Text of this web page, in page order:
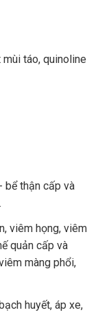
táo, quinoline
bể thận cấp và
viêm họng, viêm
quản cấp và
màng phổi,
huyết, áp xe,